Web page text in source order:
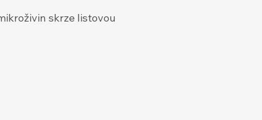
skrze listovou